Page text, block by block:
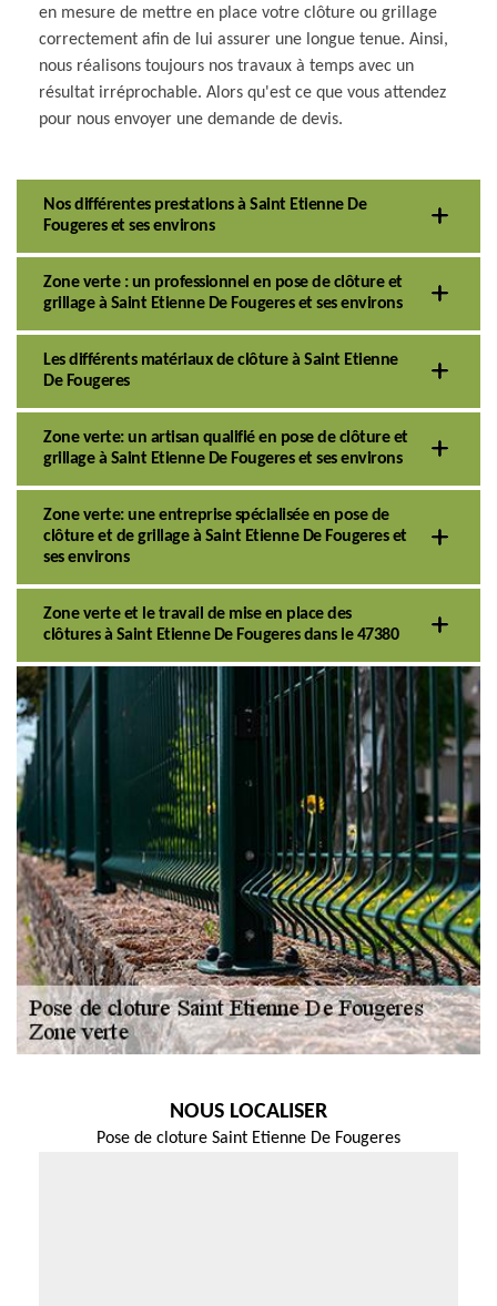
en mesure de mettre en place votre clôture ou grillage
correctement afin de lui assurer une longue tenue. Ainsi,
nous réalisons toujours nos travaux à temps avec un
résultat irréprochable. Alors qu'est ce que vous attendez
pour nous envoyer une demande de devis.
Nos différentes prestations à Saint Etienne De
Fougeres et ses environs
Zone verte : un professionnel en pose de clôture et
grillage à Saint Etienne De Fougeres et ses environs
Les différents matériaux de clôture à Saint Etienne
De Fougeres
Zone verte: un artisan qualifié en pose de clôture et
grillage à Saint Etienne De Fougeres et ses environs
Zone verte: une entreprise spécialisée en pose de
clôture et de grillage à Saint Etienne De Fougeres et
ses environs
Zone verte et le travail de mise en place des
clôtures à Saint Etienne De Fougeres dans le 47380
NOUS LOCALISER
Pose de cloture Saint Etienne De Fougeres